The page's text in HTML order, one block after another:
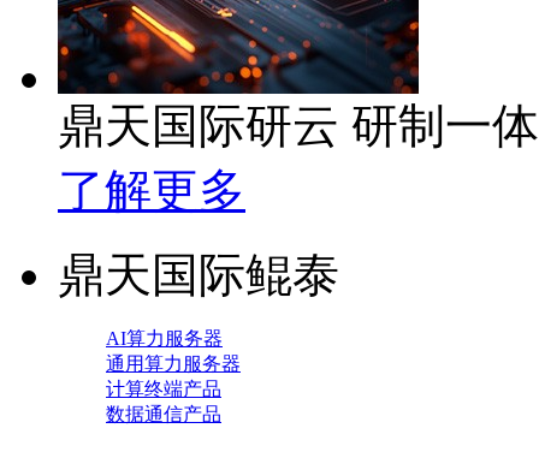
鼎天国际研云 研制一
了解更多
鼎天国际鲲泰
AI算力服务器
通用算力服务器
计算终端产品
数据通信产品